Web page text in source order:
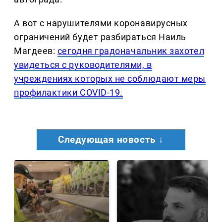
А вот с нарушителями коронавирусных
ограничений будет разбираться Наиль
Магдеев: сегодня градоначальник захотел
увидеться с руководителями, в
учреждениях которых не соблюдают меры
профилактики COVID-19.
Следующая новость ↓